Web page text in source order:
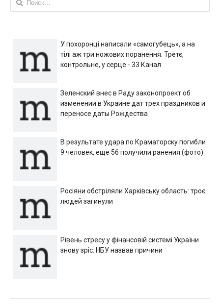
У похоронці написали «самогубець», а на
тілі аж три ножових поранення. Третє,
контрольне, у серце - 33 Канал
Зеленский внес в Раду законопроект об
изменении в Украине дат трех праздников и
переносе даты Рождества
В результате удара по Краматорску погибли
9 человек, еще 56 получили ранения (фото)
Росіяни обстріляли Харківську область: троє
людей загинули
Рівень стресу у фінансовій системі України
знову зріс: НБУ назвав причини